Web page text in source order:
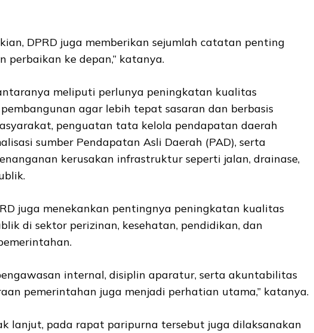
DPRD juga memberikan sejumlah catatan penting
perbaikan ke depan,” katanya.
meliputi perlunya peningkatan kualitas
agar lebih tepat sasaran dan berbasis
penguatan tata kelola pendapatan daerah
sumber Pendapatan Asli Daerah (PAD), serta
kerusakan infrastruktur seperti jalan, drainase,
juga menekankan pentingnya peningkatan kualitas
di sektor perizinan, kesehatan, pendidikan, dan
internal, disiplin aparatur, serta akuntabilitas
pemerintahan juga menjadi perhatian utama,” katanya.
lanjut, pada rapat paripurna tersebut juga dilaksanakan